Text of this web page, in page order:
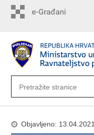
Objavljeno: 13.04.2021.